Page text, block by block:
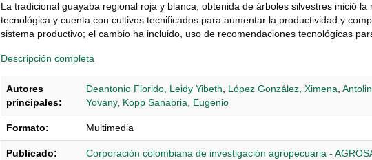
La tradicional guayaba regional roja y blanca, obtenida de árboles silvestres inició la
tecnológica y cuenta con cultivos tecnificados para aumentar la productividad y
sistema productivo; el cambio ha incluido, uso de recomendaciones tecnológicas
Descripción completa
Autores
principales:
Deantonio Florido, Leidy Yibeth, López González, Ximena,
Yovany, Kopp Sanabria, Eugenio
Formato: Multimedia
Publicado: Corporación colombiana de investigación agropecuaria -